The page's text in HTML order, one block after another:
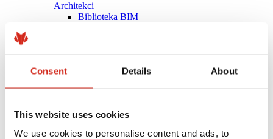
Consent Details About
This website uses cookies
We use cookies to personalise content and ads, to
Architekci
Biblioteka BIM